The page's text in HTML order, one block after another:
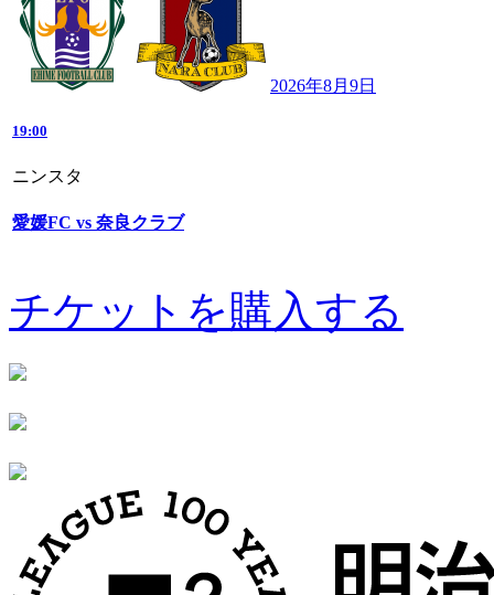
2026年8月9日
19:00
ニンスタ
愛媛FC vs 奈良クラブ
チケットを購入する